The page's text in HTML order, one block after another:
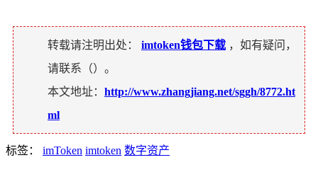
转载请注明出处： imtoken钱包下载 ，如有疑问，
请联系（）。
本文地址： http://www.zhangjiang.net/sggh/8772.ht
ml
标签： imToken imtoken 数字资产